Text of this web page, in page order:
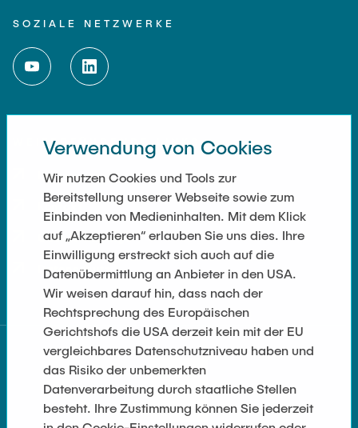
SOZIALE NETZWERKE
WEITERFÜHRENDE LINKS
Impressum
Kontakt
Cookie Settings
Datenschutz
Verwendung von Cookies
Wir nutzen Cookies und Tools zur
Bereitstellung unserer Webseite sowie zum
Einbinden von Medieninhalten. Mit dem Klick
auf „Akzeptieren“ erlauben Sie uns dies. Ihre
Einwilligung erstreckt sich auch auf die
Datenübermittlung an Anbieter in den USA.
Wir weisen darauf hin, dass nach der
Rechtsprechung des Europäischen
Gerichtshofs die USA derzeit kein mit der EU
vergleichbares Datenschutzniveau haben und
das Risiko der unbemerkten
Datenverarbeitung durch staatliche Stellen
besteht. Ihre Zustimmung können Sie jederzeit